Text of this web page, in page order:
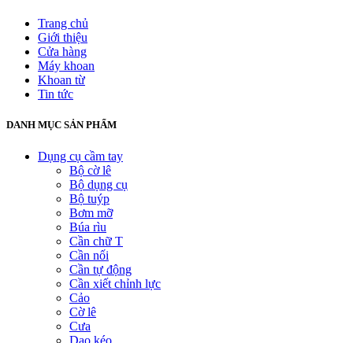
Trang chủ
Giới thiệu
Cửa hàng
Máy khoan
Khoan từ
Tin tức
DANH MỤC SẢN PHẨM
Dụng cụ cầm tay
Bộ cờ lê
Bộ dụng cụ
Bộ tuýp
Bơm mỡ
Búa rìu
Cần chữ T
Cần nối
Cần tự động
Cần xiết chỉnh lực
Cảo
Cờ lê
Cưa
Dao kéo